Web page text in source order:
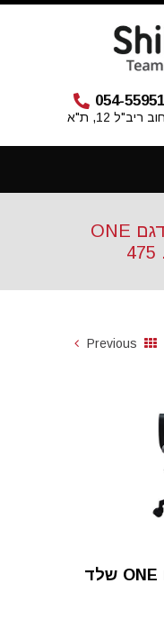
054-
12, ת"א
כסא לחדר ישיבות דגם ONE
Previous
כסא לחדר ישיבות דגם ONE שלד